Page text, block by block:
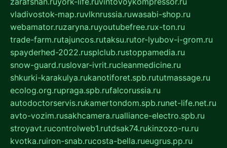
vladivostok-map.ruvlknrussia.ruwasabi-shop.ru
webamator.ruzaryna.ruyoutubefree.rux-ton.ru
trade-farm.rutajuncos.rutaksu.rutor-lyubov-i-grom.ru
spayderhed-2022.rusplclub.rustoppamedia.ru
snow-guard.ruslovar-ivrit.rucleanmedicine.ru
shkurki-karakulya.rukanotiforet.spb.rututmassage.ru
ecolog.org.rupraga.spb.rufalcorussia.ru
autodoctorservis.rukamertondom.spb.runet-life.net.ru
avto-vozim.rusakhcamera.rualliance-electro.spb.ru
stroyavt.rucontrolweb1.rutdsak74.rukinzozo-ru.ru
kvotka.ruiron-snab.rucosta-bella.rueugrus.pp.ru